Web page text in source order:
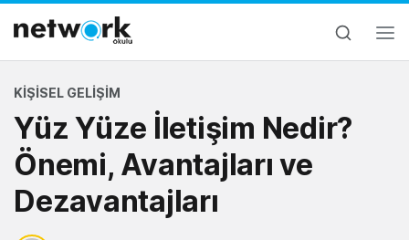
KIŞISEL GELIŞIM
Yüz Yüze İletişim Nedir?
Önemi, Avantajları ve
Dezavantajları